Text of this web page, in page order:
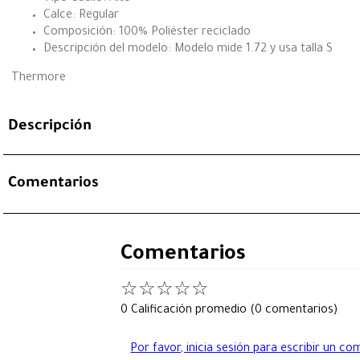
Calce: Regular
Composición: 100% Poliéster reciclado
Descripción del modelo: Modelo mide 1.72 y usa talla S
Thermore
Descripción
Comentarios
Comentarios
☆☆☆☆☆
0 Calificación promedio (0 comentarios)
Por favor, inicia sesión para escribir un